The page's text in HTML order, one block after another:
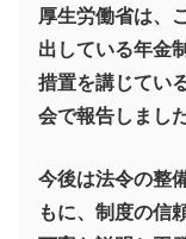
厚生労働省は、
出している年金
措置を講じてい
会で報告しました
今後は法令の整
もに、制度の信